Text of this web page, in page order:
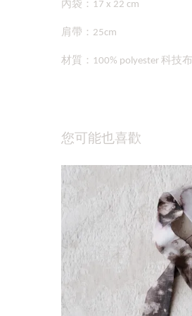
內袋：17 x 22 cm
肩帶：25cm
材質：100% polyester 科技布
您可能也喜歡